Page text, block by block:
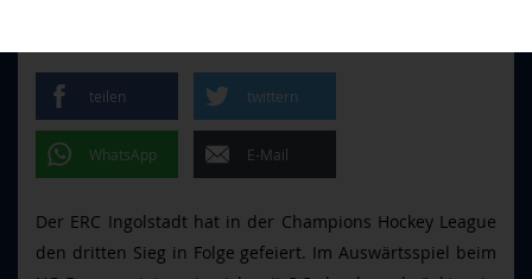
teilen twittern
WhatsApp E-Mail
Der ERC Ingolstadt hat in der Champions Hockey League
den dritten Sieg in Folge gefeiert. Im Auswärtsspiel beim